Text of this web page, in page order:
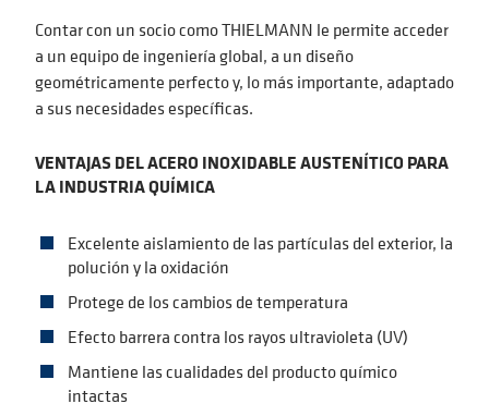
Contar con un socio como THIELMANN le permite acceder
a un equipo de ingeniería global, a un diseño
geométricamente perfecto y, lo más importante, adaptado
a sus necesidades específicas.
VENTAJAS DEL ACERO INOXIDABLE AUSTENÍTICO PARA
LA INDUSTRIA QUÍMICA
Excelente aislamiento de las partículas del exterior, la
polución y la oxidación
Protege de los cambios de temperatura
Efecto barrera contra los rayos ultravioleta (UV)
Mantiene las cualidades del producto químico
intactas